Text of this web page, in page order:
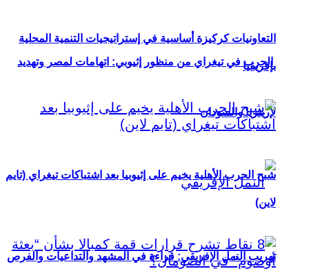
الحرب في تيغراي من منظور إثيوبي: اتهامات لمصر وتهديد
لإريتريا والسودان
تهريب النمل الإفريقي: قراءة في المشهد والتداعيات والفرص
التعاونيات كركيزة أساسية في إستراتيجيات التنمية المحلية
بإفريقيا
شبح الحرب الأهلية يخيم على إثيوبيا بعد اشتباكات تيغراي (تايم
لاين)